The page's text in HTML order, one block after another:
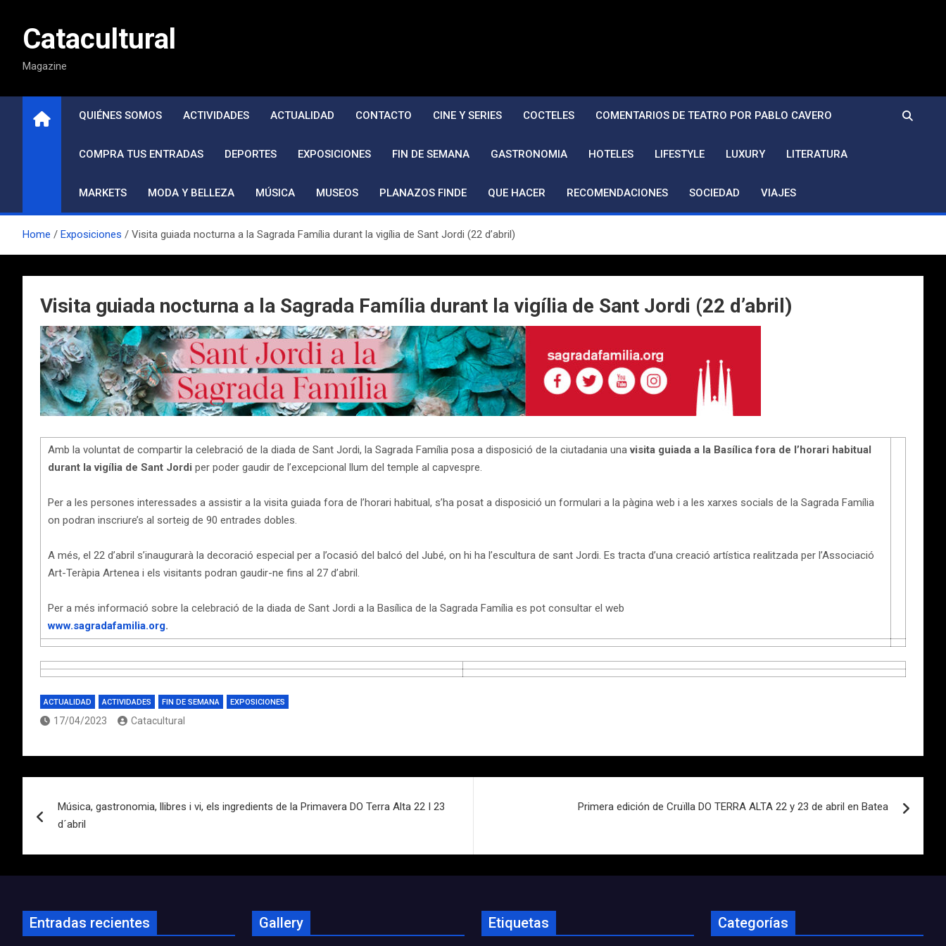
contenidoCatacultural
Magazine
QUIÉNES SOMOS ACTIVIDADES ACTUALIDAD CONTACTO CINE Y SERIES COCTELES COMENTARIOS DE TEATRO POR PABLO CAVERO
COMPRA TUS ENTRADAS DEPORTES EXPOSICIONES FIN DE SEMANA GASTRONOMIA HOTELES LIFESTYLE LUXURY LITERATURA
MARKETS MODA Y BELLEZA MÚSICA MUSEOS PLANAZOS FINDE QUE HACER RECOMENDACIONES SOCIEDAD VIAJES
Home Exposiciones Visita guiada nocturna a la Sagrada Família durant la vigília de Sant Jordi (22 d’abril)
Visita guiada nocturna a la Sagrada Família durant la vigília de Sant Jordi (22 d’abril)
Amb la voluntat de compartir la celebració de la diada de Sant Jordi, la Sagrada Família posa a disposició de la ciutadania unavisita guiada a la Basílica fora de l’horari habitual
durant la vigília de Sant Jordi per poder gaudir de l’excepcional llum del temple al capvespre.
Per a les persones interessades a assistir a la visita guiada fora de l’horari habitual, s’ha posat a disposició un formulari a la pàgina web i a les xarxes socials de la Sagrada Família
on podran inscriure’s al sorteig de 90 entrades dobles.
A més, el 22 d’abril s’inaugurarà la decoració especial per a l’ocasió del balcó del Jubé, on hi ha l’escultura de sant Jordi. Es tracta d’una creació artística realitzada per l’Associació
Art-Teràpia Artenea i els visitants podran gaudir-ne fins al 27 d’abril.
Per a més informació sobre la celebració de la diada de Sant Jordi a la Basílica de la Sagrada Família es pot consultar el web
www.sagradafamilia.org.
ACTUALIDAD ACTIVIDADES FIN DE SEMANA EXPOSICIONES
17/04/2023 Catacultural
de
entradas
Música, gastronomia, llibres i vi, els ingredients de la Primavera DO Terra Alta 22 I 23
d´abril
Primera edición de Cruïlla DO TERRA ALTA 22 y 23 de abril en Batea
Entradas recientes Gallery Etiquetas Categorías